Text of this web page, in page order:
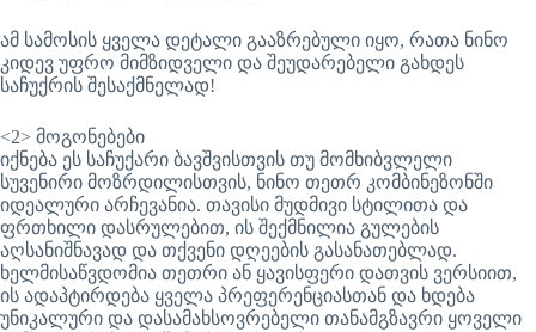
ამ სამოსის ყველა დეტალი გააზრებული იყო, რათა ნინო
კიდევ უფრო მიმზიდველი და შეუდარებელი გახდეს
საჩუქრის შესაქმნელად!
<2> მოგონებები
იქნება ეს საჩუქარი ბავშვისთვის თუ მომხიბვლელი
სუვენირი მოზრდილისთვის, ნინო თეთრ კომბინეზონში
იდეალური არჩევანია. თავისი მუდმივი სტილითა და
ფრთხილი დასრულებით, ის შექმნილია გულების
აღსანიშნავად და თქვენი დღეების გასანათებლად.
ხელმისაწვდომია თეთრი ან ყავისფერი დათვის ვერსიით,
ის ადაპტირდება ყველა პრეფერენციასთან და ხდება
უნიკალური და დასამახსოვრებელი თანამგზავრი ყოველი